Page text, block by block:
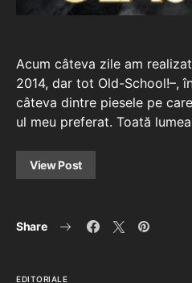
Acum câteva zile am
2014, dar tot Old-School!–,
câteva dintre piesele pe
ul meu preferat. Toată
View Post
Share
EDITORIALE